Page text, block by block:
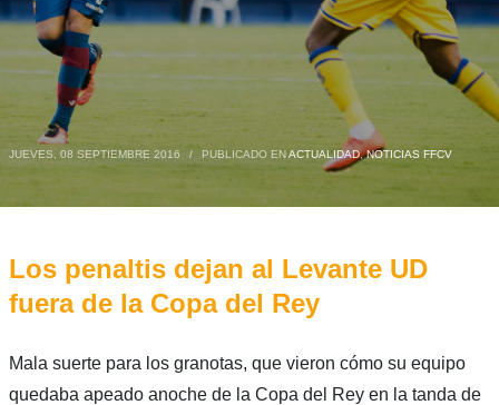
JUEVES, 08 SEPTIEMBRE 2016 / PUBLICADO ENACTUALIDAD,NOTICIAS FFCV
Los penaltis dejan al Levante UD
fuera de la Copa del Rey
Mala suerte para los granotas, que vieron cómo su equipo
quedaba apeado anoche de la Copa del Rey en la tanda de